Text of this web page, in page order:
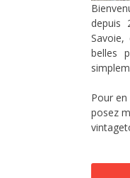
depuis
belles
Pour
posez